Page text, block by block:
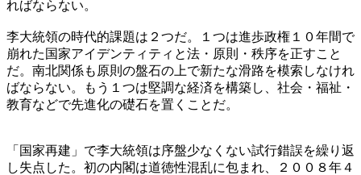
ればならない。
李大統領の時代的課題は２つだ。１つは進歩政権１０年間で
崩れた国家アイデンティティと法・原則・秩序を正すこと
だ。南北関係も原則の盤石の上で新たな滑路を模索しなけれ
ばならない。もう１つは堅調な経済を構築し、社会・福祉・
教育などで先進化の礎石を置くことだ。
「国家再建」で李大統領は序盤少なくない試行錯誤を繰り返
し失点した。初の内閣は道徳性混乱に包まれ、２００８年４